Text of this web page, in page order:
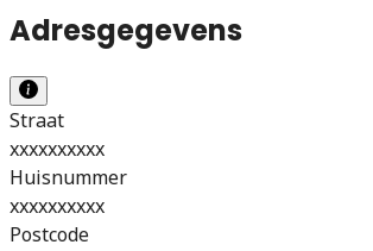
Adresgegevens
Straat
xxxxxxxxxx
Huisnummer
xxxxxxxxxx
Postcode